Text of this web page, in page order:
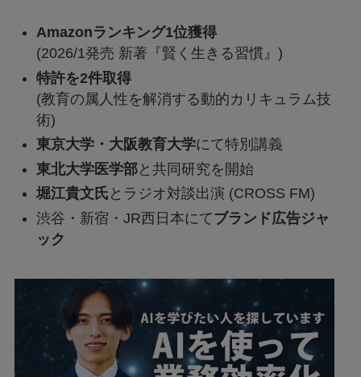
Amazonランキング1位獲得
(2026/1発売 新著『賢く生きる習慣』)
特許を2件取得
(教育の属人性を解消する動的カリキュラム技
術)
東京大学・大阪教育大学にて特別講義
東北大学医学部と共同研究を開始
堀江貴文氏 とラジオ対談出演 (CROSS FM)
渋谷・新宿・JR西日本にてブランド広告ジャ
ック